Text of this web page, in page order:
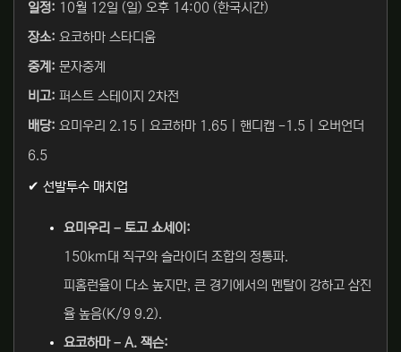
일정: 10월 12일 (일) 오후 14:00 (한국시간)
장소: 요코하마 스타디움
중계: 문자중계
비고: 퍼스트 스테이지 2차전
배당: 요미우리 2.15 | 요코하마 1.65 | 핸디캡 -1.5 | 오버언더
6.5
✔ 선발투수 매치업
요미우리 – 토고 쇼세이:
150km대 직구와 슬라이더 조합의 정통파.
피홈런율이 다소 높지만, 큰 경기에서의 멘탈이 강하고 삼진
율 높음(K/9 9.2).
요코하마 – A. 잭슨: